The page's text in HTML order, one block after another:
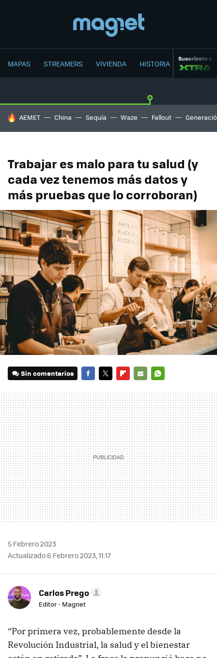
MAPAS STREAMERS VIVIENDA HISTORIA Suscríbete a
HOY SE HABLA DE
AEMET China Sequía Waze Fallout
Trabajar es malo para tu salud (y
cada vez tenemos más datos y
más pruebas que lo corroboran)
Sin comentarios
MAIL
5 Febrero 2023
Actualizado 6 Febrero 2023, 11:17
Carlos Prego
Editor - Magnet
“Por primera vez, probablemente desde la
Revolución Industrial, la salud y el bienestar